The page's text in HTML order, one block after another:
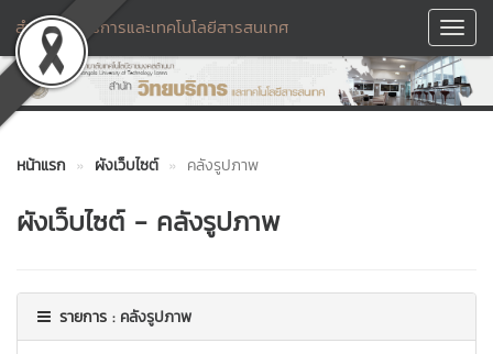
สำนักวิทยบริการและเทคโนโลยีสารสนเทศ
หน้าแรก ผังเว็บไซต์ คลังรูปภาพ
ผังเว็บไซต์ - คลังรูปภาพ
รายการ : คลังรูปภาพ